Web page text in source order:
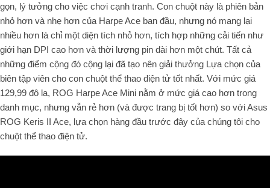
gọn, lý tưởng cho việc chơi cạnh tranh. Con chuột này là phiên bản
nhỏ hơn và nhẹ hơn của Harpe Ace ban đầu, nhưng nó mang lại
nhiều hơn là chỉ một diện tích nhỏ hơn, tích hợp những cải tiến như
giới hạn DPI cao hơn và thời lượng pin dài hơn một chút. Tất cả
những điểm cộng đó cộng lại đã tạo nên giải thưởng Lựa chọn của
biên tập viên cho con chuột thể thao điện tử tốt nhất. Với mức giá
129,99 đô la, ROG Harpe Ace Mini nằm ở mức giá cao hơn trong
danh mục, nhưng vẫn rẻ hơn (và được trang bị tốt hơn) so với Asus
ROG Keris II Ace, lựa chọn hàng đầu trước đây của chúng tôi cho
chuột thể thao điện tử.